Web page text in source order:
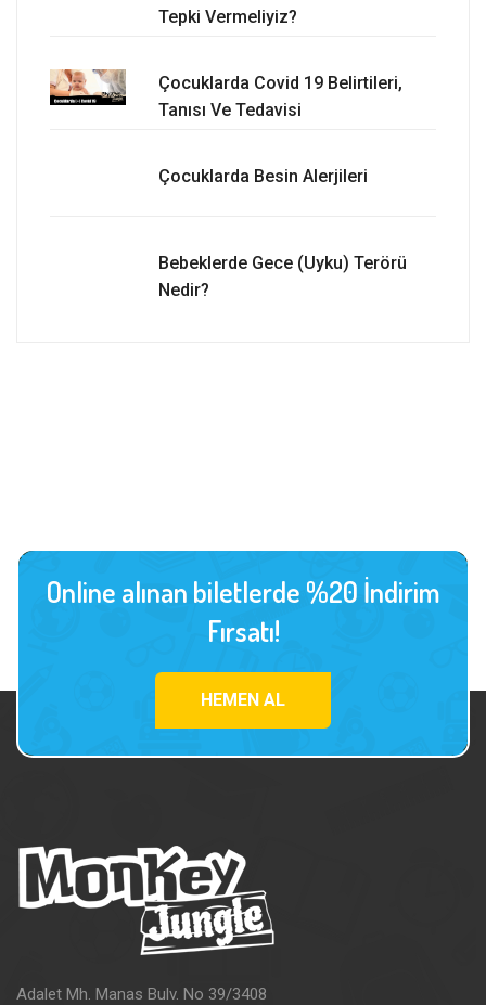
Tepki Vermeliyiz?
Çocuklarda Covid 19 Belirtileri,
Tanısı Ve Tedavisi
Çocuklarda Besin Alerjileri
Bebeklerde Gece (Uyku) Terörü
Nedir?
Online alınan biletlerde %20 İndirim
Fırsatı!
HEMEN AL
Adalet Mh. Manas Bulv. No 39/3408